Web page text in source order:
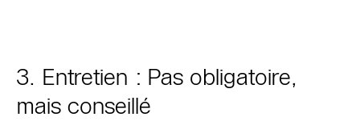
3. Entretien : Pas obligatoire,
mais conseillé